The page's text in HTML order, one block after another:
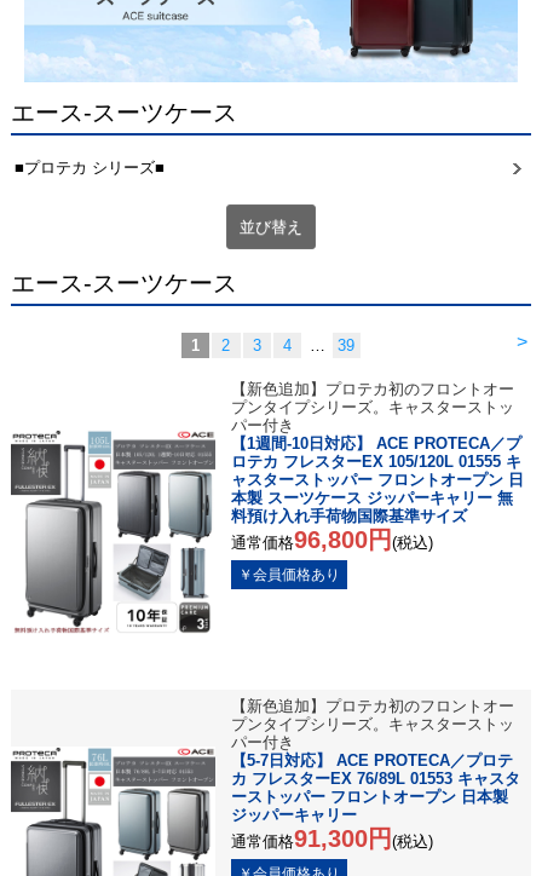
エース-スーツケース
■プロテカ シリーズ■
並び替え
エース-スーツケース
>
1 2 3 4 … 39
【新色追加】プロテカ初のフロントオー
プンタイプシリーズ。キャスターストッ
パー付き
【1週間-10日対応】 ACE PROTECA／プ
ロテカ フレスターEX 105/120L 01555 キ
ャスターストッパー フロントオープン 日
本製 スーツケース ジッパーキャリー 無
料預け入れ手荷物国際基準サイズ
通常価格96,800円 (税込)
【新色追加】プロテカ初のフロントオー
プンタイプシリーズ。キャスターストッ
パー付き
【5-7日対応】 ACE PROTECA／プロテ
カ フレスターEX 76/89L 01553 キャスタ
ーストッパー フロントオープン 日本製
ジッパーキャリー
通常価格91,300円 (税込)